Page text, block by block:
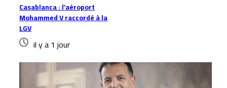
Casablanca : l’aéroport
Mohammed V raccordé à la
LGV
il y a 1 jour